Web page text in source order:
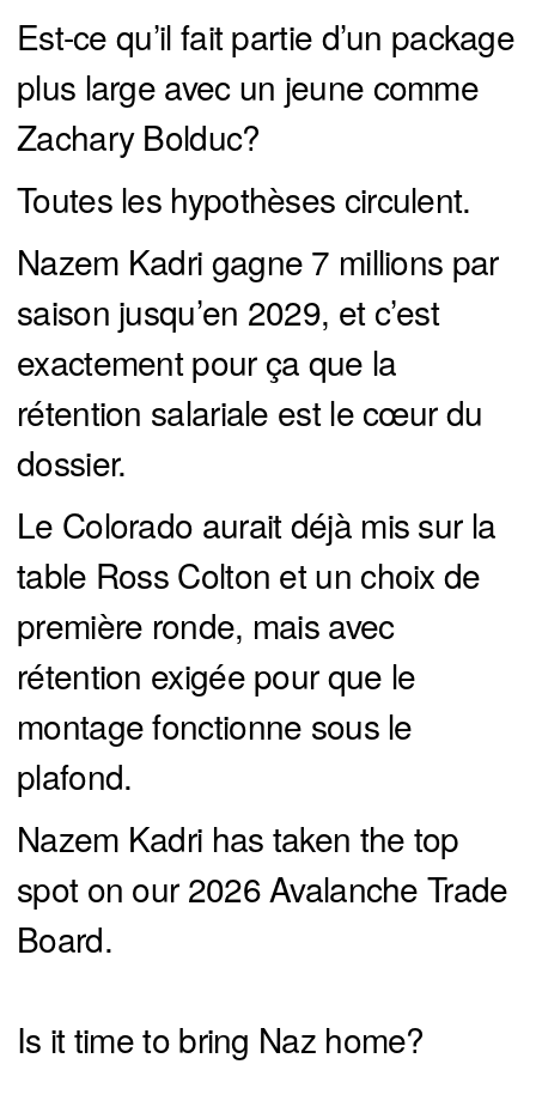
Est-ce qu’il fait partie d’un package
plus large avec un jeune comme
Zachary Bolduc?
Toutes les hypothèses circulent.
Nazem Kadri gagne 7 millions par
saison jusqu’en 2029, et c’est
exactement pour ça que la
rétention salariale est le cœur du
dossier.
Le Colorado aurait déjà mis sur la
table Ross Colton et un choix de
première ronde, mais avec
rétention exigée pour que le
montage fonctionne sous le
plafond.
Nazem Kadri has taken the top
spot on our 2026 Avalanche Trade
Board.
Is it time to bring Naz home?